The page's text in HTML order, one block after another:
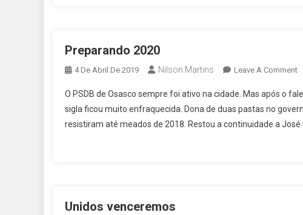
Preparando 2020
4 De Abril De 2019 Nilson Martins Leave A CommentOn
O PSDB de Osasco sempre foi ativo na cidade. Mas após o
sigla ficou muito enfraquecida. Dona de duas pastas no
resistiram até meados de 2018. Restou a continuidade a José
Unidos venceremos